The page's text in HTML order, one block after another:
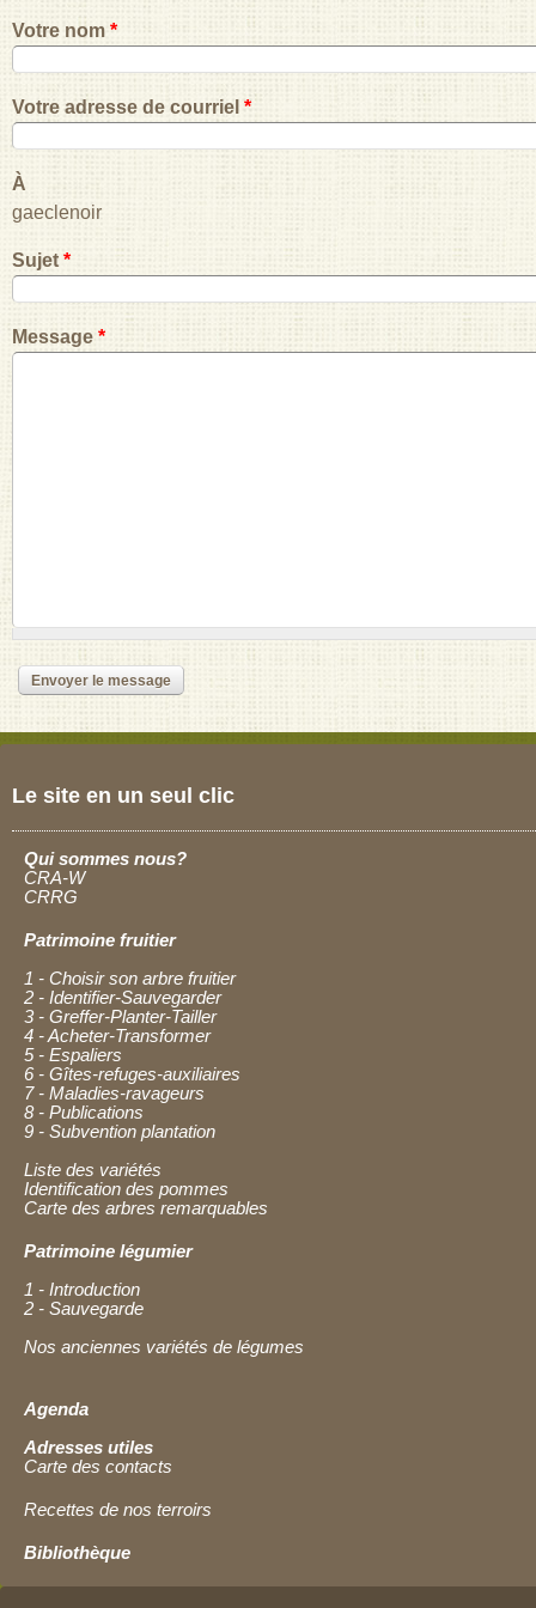
Votre nom *
Votre adresse de courriel *
À
gaeclenoir
Sujet *
Message *
Le site en un seul clic
Qui sommes nous?
CRA-W
CRRG
Patrimoine fruitier
1 - Choisir son arbre fruitier
2 - Identifier-Sauvegarder
3 - Greffer-Planter-Tailler
4 - Acheter-Transformer
5 - Espaliers
6 - Gîtes-refuges-auxiliaires
7 - Maladies-ravageurs
8 - Publications
9 - Subvention plantation
Liste des variétés
Identification des pommes
Carte des arbres remarquables
Patrimoine légumier
1 - Introduction
2 - Sauvegarde
Nos anciennes variétés de légumes
Agenda
Adresses utiles
Carte des contacts
Recettes de nos terroirs
Bibliothèque